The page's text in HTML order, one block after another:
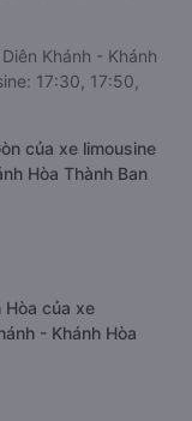
Khánh - Khánh
17:30, 17:50,
của xe limousine
Hòa Thành Ban
Hòa của xe
- Khánh Hòa